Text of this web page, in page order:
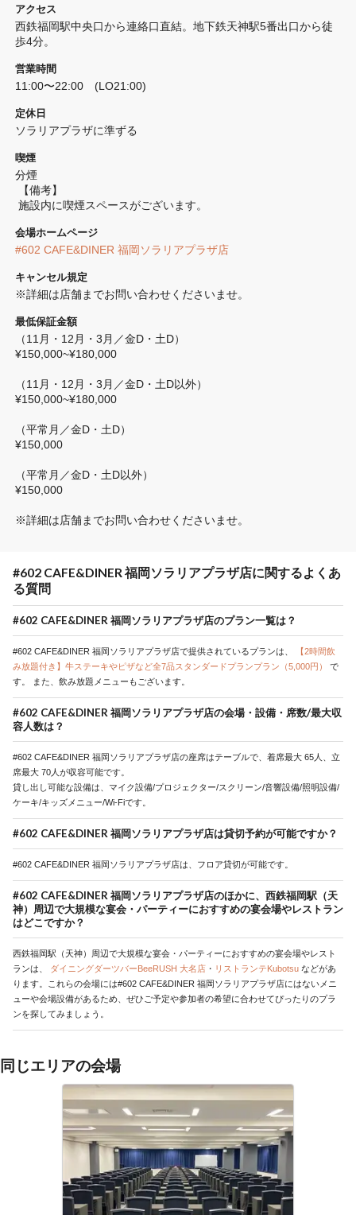
アクセス
西鉄福岡駅中央口から連絡口直結。地下鉄天神駅5番出口から徒
歩4分。
営業時間
11:00〜22:00　(LO21:00)
定休日
ソラリアプラザに準ずる
喫煙
分煙
【備考】
施設内に喫煙スペースがございます。
会場ホームページ
#602 CAFE&DINER 福岡ソラリアプラザ店
キャンセル規定
※詳細は店舗までお問い合わせくださいませ。
最低保証金額
（11月・12月・3月／金D・土D）
¥150,000~¥180,000
（11月・12月・3月／金D・土D以外）
¥150,000~¥180,000
（平常月／金D・土D）
¥150,000
（平常月／金D・土D以外）
¥150,000
※詳細は店舗までお問い合わせくださいませ。
#602 CAFE&DINER 福岡ソラリアプラザ店に関するよくあ
る質問
#602 CAFE&DINER 福岡ソラリアプラザ店のプラン一覧は？
#602 CAFE&DINER 福岡ソラリアプラザ店で提供されているプランは、
【2時間飲
み放題付き】牛ステーキやピザなど全7品スタンダードプランプラン（5,000円） で
す。
また、飲み放題メニューもございます。
#602 CAFE&DINER 福岡ソラリアプラザ店の会場・設備・席数/最大収
容人数は？
#602 CAFE&DINER 福岡ソラリアプラザ店の座席はテーブルで、着席最大 65人、立
席最大 70人が収容可能です。
貸し出し可能な設備は、マイク設備/プロジェクター/スクリーン/音響設備/照明設備/
ケーキ/キッズメニュー/Wi-Fiです。
#602 CAFE&DINER 福岡ソラリアプラザ店は貸切予約が可能ですか？
#602 CAFE&DINER 福岡ソラリアプラザ店は、フロア貸切が可能です。
#602 CAFE&DINER 福岡ソラリアプラザ店のほかに、西鉄福岡駅（天
神）周辺で大規模な宴会・パーティーにおすすめの宴会場やレストラン
はどこですか？
西鉄福岡駅（天神）周辺で大規模な宴会・パーティーにおすすめの宴会場やレスト
ランは、 ダイニングダーツバーBeeRUSH 大名店 ・ リストランテKubotsu などがあ
ります。これらの会場には#602 CAFE&DINER 福岡ソラリアプラザ店にはないメニ
ューや会場設備があるため、ぜひご予定や参加者の希望に合わせてぴったりのプラ
ンを探してみましょう。
同じエリアの会場